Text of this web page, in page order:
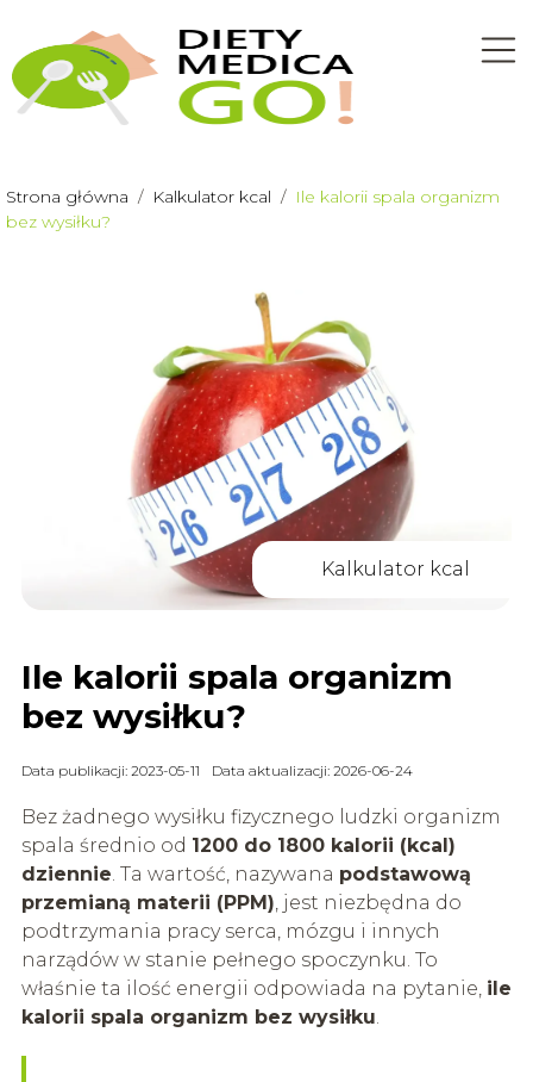
Strona główna / Kalkulator kcal / Ile kalorii spala organizm
bez wysiłku?
Kalkulator kcal
Ile kalorii spala organizm
bez wysiłku?
Data publikacji: 2023-05-11 Data aktualizacji: 2026-06-24
Bez żadnego wysiłku fizycznego ludzki organizm
spala średnio od 1200 do 1800 kalorii (kcal)
dziennie. Ta wartość, nazywana podstawową
przemianą materii (PPM), jest niezbędna do
podtrzymania pracy serca, mózgu i innych
narządów w stanie pełnego spoczynku. To
właśnie ta ilość energii odpowiada na pytanie, ile
kalorii spala organizm bez wysiłku.